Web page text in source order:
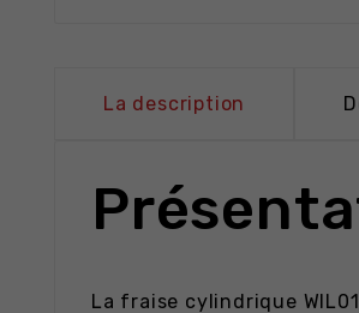
La description
La fraise cylindrique